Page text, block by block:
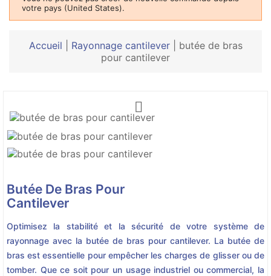
votre pays (United States).
Accueil Rayonnage cantilever| butée de bras
pour cantilever

Butée De Bras Pour
Cantilever
Optimisez la stabilité et la sécurité de votre système de
rayonnage avec la butée de bras pour cantilever. La butée de
bras est essentielle pour empêcher les charges de glisser ou de
tomber. Que ce soit pour un usage industriel ou commercial, la